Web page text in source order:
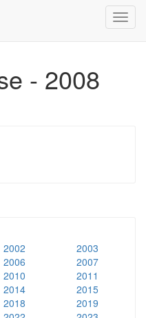
- 2008
2002
2003
2006
2007
2010
2011
2014
2015
2018
2019